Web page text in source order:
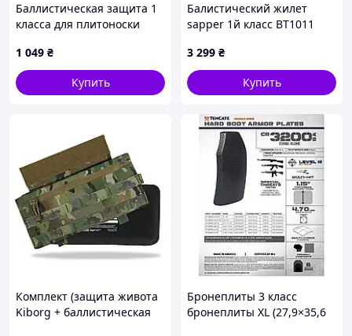
Баллистическая защита 1
класса для плитоноски
29,5*14,7 см камербанд, 1
шт.
1 049 ₴
Купить
Балистический жилет
sapper 1й класс ВТ1011
3 299 ₴
Купить
Комплект (защита живота
Kiborg + баллистическая
Бронеплиты 3 класс
бронеплиты XL (27,9×35,6